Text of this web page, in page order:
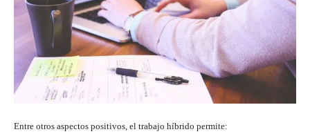
Entre otros aspectos positivos, el trabajo híbrido permite: